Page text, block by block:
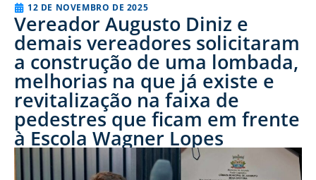
12 DE NOVEMBRO DE 2025
Vereador Augusto Diniz e
demais vereadores solicitaram
a construção de uma lombada,
melhorias na que já existe e
revitalização na faixa de
pedestres que ficam em frente
à Escola Wagner Lopes